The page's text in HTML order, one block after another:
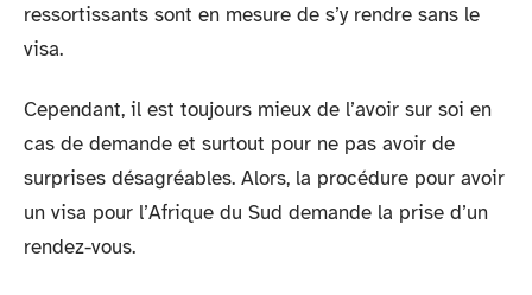
ressortissants sont en mesure de s’y rendre sans le
visa.
Cependant, il est toujours mieux de l’avoir sur soi en
cas de demande et surtout pour ne pas avoir de
surprises désagréables. Alors, la procédure pour avoir
un visa pour l’Afrique du Sud demande la prise d’un
rendez-vous.